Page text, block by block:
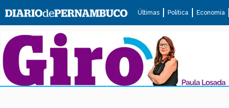
Últimas Política Economia